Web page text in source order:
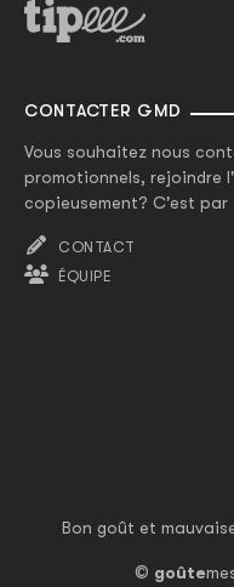
Bon goût et
© goûte
CONTACTER GMD
Vous souhaitez nous
promotionnels, rejoindre
copieusement? C'est par
CONTACT
ÉQUIPE